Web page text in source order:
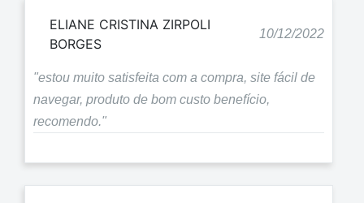
ELIANE CRISTINA ZIRPOLI
BORGES
10/12/2022
"estou muito satisfeita com a compra, site fácil de
navegar, produto de bom custo benefício,
recomendo."